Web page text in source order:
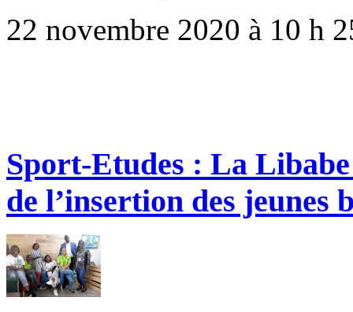
22 novembre 2020 à 10 h
Sport-Etudes : La Libabe
de l’insertion des jeunes